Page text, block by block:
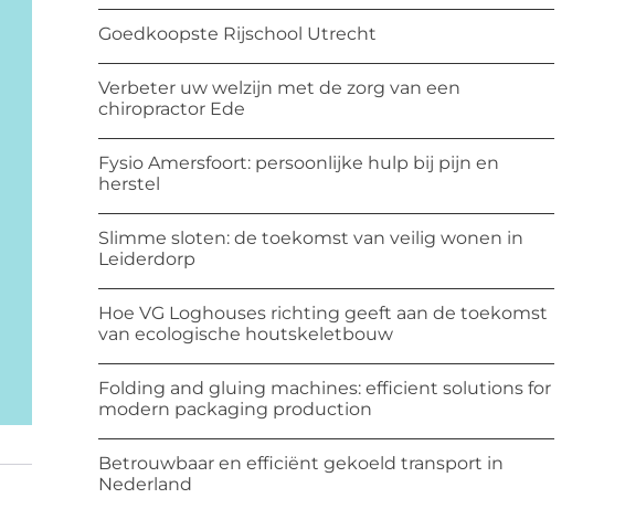
Goedkoopste Rijschool Utrecht
Verbeter uw welzijn met de zorg van een
chiropractor Ede
Fysio Amersfoort: persoonlijke hulp bij pijn en
herstel
Slimme sloten: de toekomst van veilig wonen in
Leiderdorp
Hoe VG Loghouses richting geeft aan de toekomst
van ecologische houtskeletbouw
Folding and gluing machines: efficient solutions for
modern packaging production
Betrouwbaar en efficiënt gekoeld transport in
Nederland